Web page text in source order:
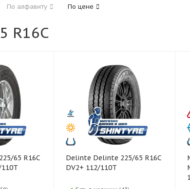
40 45
По алфавиту По цене
R16C
Delinte Delinte 225/65 R16C
DV2+ 112/110T